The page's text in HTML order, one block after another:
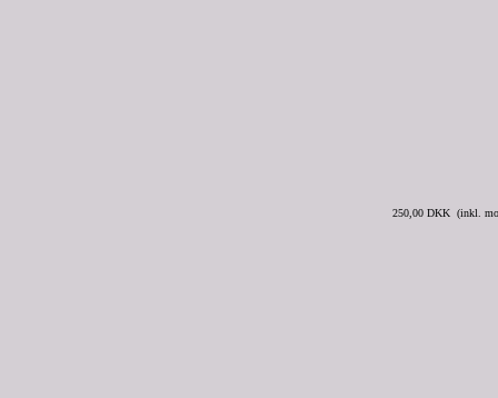
250,00 DKK (inkl.